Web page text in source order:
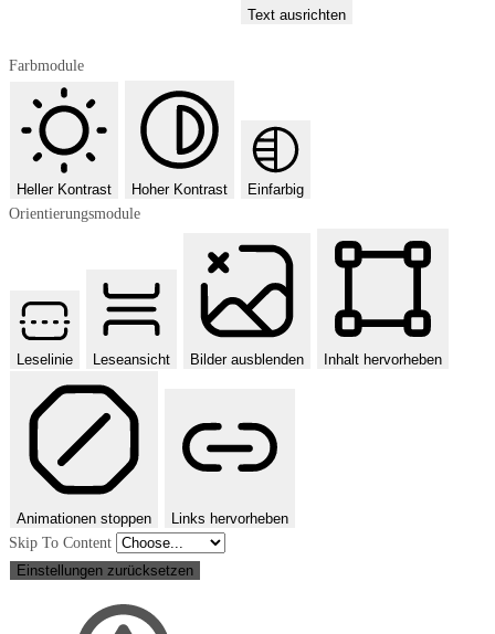
Text ausrichten
Farbmodule
Heller Kontrast Hoher Kontrast
Einfarbig
Orientierungsmodule
Leselinie Leseansicht Bilder ausblenden Inhalt hervorheben
Animationen stoppen
Links hervorheben
Skip To Content
Einstellungen zurücksetzen